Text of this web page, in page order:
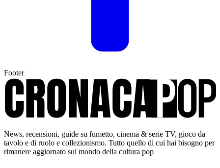
Footer
News, recensioni, guide su fumetto, cinema & serie TV, gioco da
tavolo e di ruolo e collezionismo. Tutto quello di cui hai bisogno per
rimanere aggiornato sul mondo della cultura pop